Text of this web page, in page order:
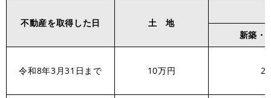
不動産を取得した日
土 地
新築・
令和8年3月31日まで 10万円